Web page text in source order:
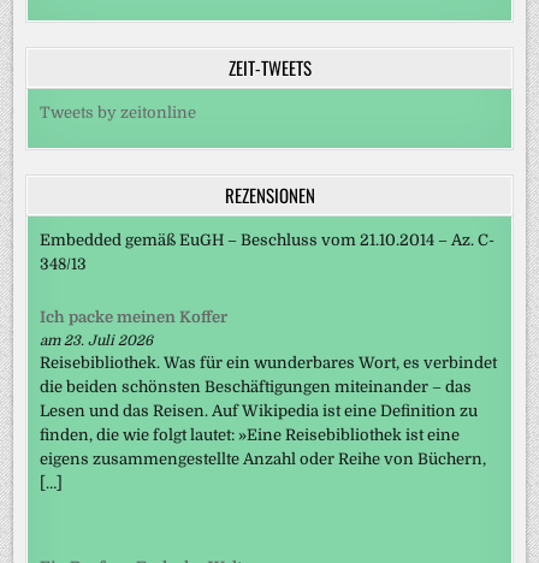
ZEIT-TWEETS
Tweets by zeitonline
REZENSIONEN
Embedded gemäß EuGH – Beschluss vom 21.10.2014 – Az. C-
348/13
Ich packe meinen Koffer
am 23. Juli 2026
Reisebibliothek. Was für ein wunderbares Wort, es verbindet
die beiden schönsten Beschäftigungen miteinander – das
Lesen und das Reisen. Auf Wikipedia ist eine Definition zu
finden, die wie folgt lautet: »Eine Reisebibliothek ist eine
eigens zusammengestellte Anzahl oder Reihe von Büchern,
[…]